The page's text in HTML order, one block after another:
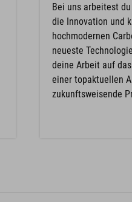
Bei uns arbeitest
die Innovation und
hochmodernen
neueste
deine Arbeit auf
einer topaktuellen
zukunftsweisende